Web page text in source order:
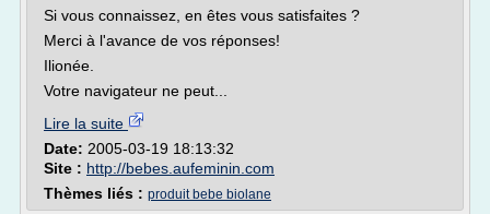
Si vous connaissez, en êtes vous satisfaites ?
Merci à l'avance de vos réponses!
Ilionée.
Votre navigateur ne peut...
Lire la suite
Date: 2005-03-19 18:13:32
Site : http://bebes.aufeminin.com
Thèmes liés : produit bebe biolane